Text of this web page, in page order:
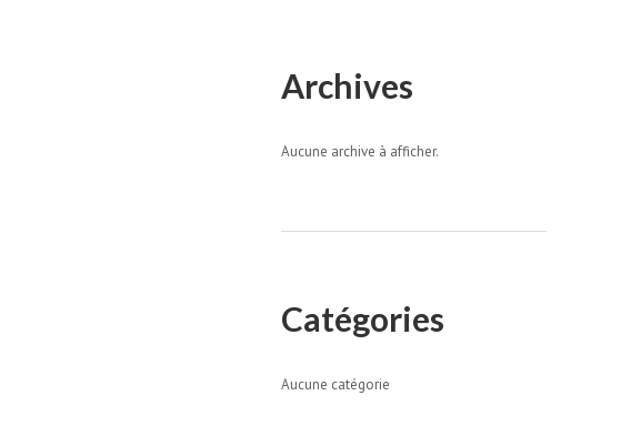
Archives
Aucune archive à afficher.
Catégories
Aucune catégorie